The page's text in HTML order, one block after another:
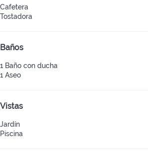
Cafetera
Tostadora
Baños
1 Baño con ducha
1 Aseo
Vistas
Jardín
Piscina